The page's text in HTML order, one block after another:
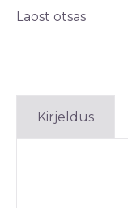
Laost otsas
Kirjeldus